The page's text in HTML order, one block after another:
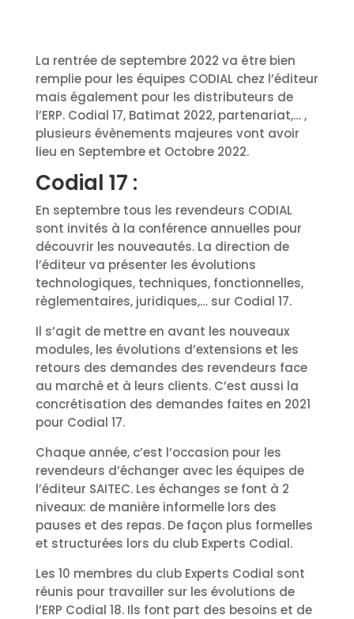
La rentrée de septembre 2022 va être bien
remplie pour les équipes CODIAL chez l’éditeur
mais également pour les distributeurs de
l’ERP. Codial 17, Batimat 2022, partenariat,… ,
plusieurs évènements majeures vont avoir
lieu en Septembre et Octobre 2022.
Codial 17 :
En septembre tous les revendeurs CODIAL
sont invités à la conférence annuelles pour
découvrir les nouveautés. La direction de
l’éditeur va présenter les évolutions
technologiques, techniques, fonctionnelles,
règlementaires, juridiques,… sur Codial 17.
Il s’agit de mettre en avant les nouveaux
modules, les évolutions d’extensions et les
retours des demandes des revendeurs face
au marché et à leurs clients. C’est aussi la
concrétisation des demandes faites en 2021
pour Codial 17.
Chaque année, c’est l’occasion pour les
revendeurs d’échanger avec les équipes de
l’éditeur SAITEC. Les échanges se font à 2
niveaux: de manière informelle lors des
pauses et des repas. De façon plus formelles
et structurées lors du club Experts Codial.
Les 10 membres du club Experts Codial sont
réunis pour travailler sur les évolutions de
l’ERP Codial 18. Ils font part des besoins et de